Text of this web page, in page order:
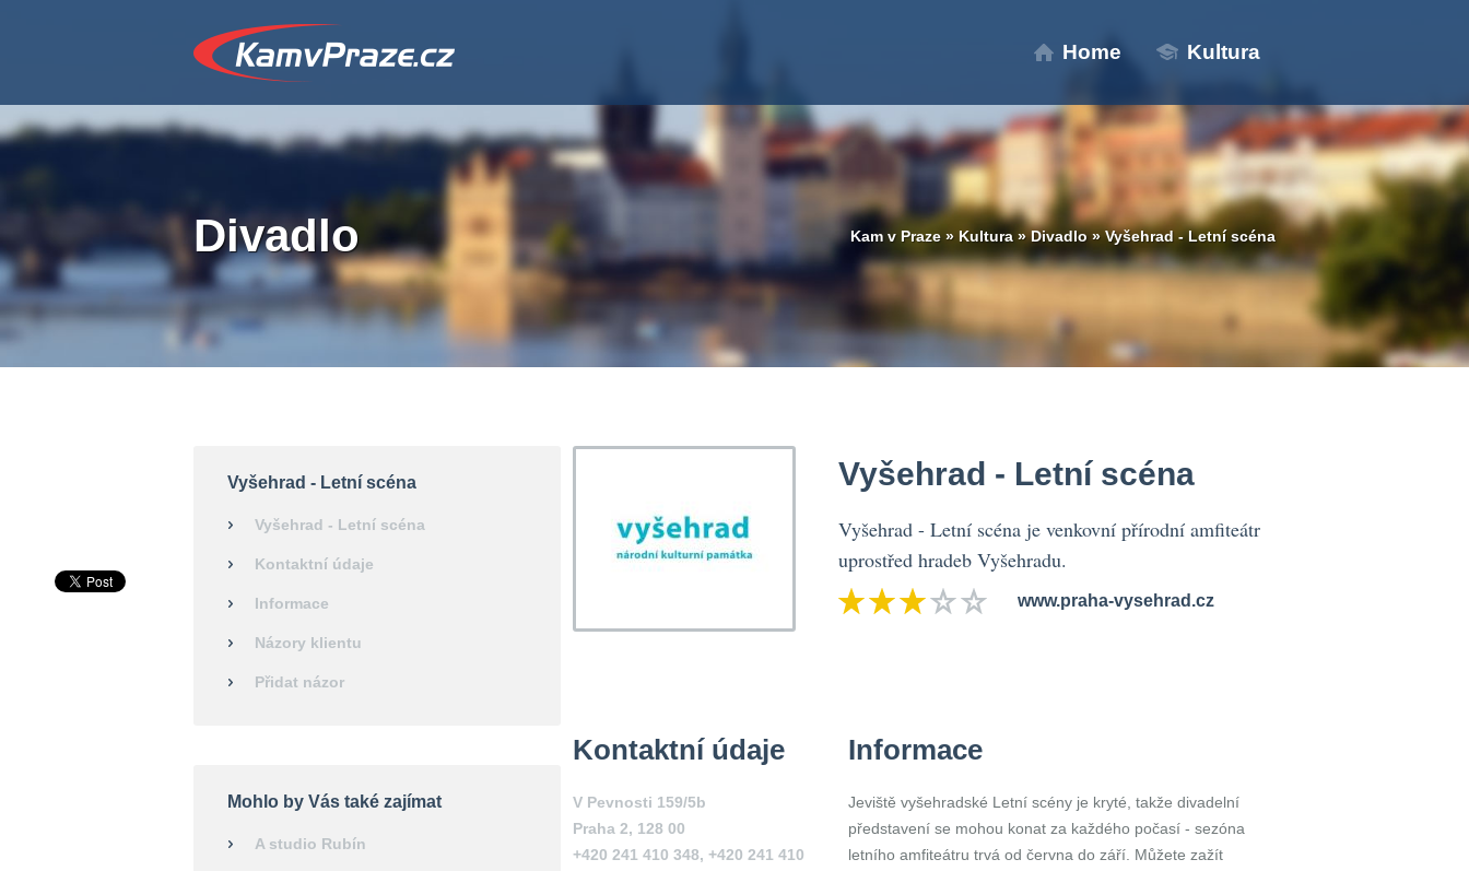
Home Kultura
Divadlo Kam v Praze » Kultura »Divadlo»Vyšehrad - Letní scéna
Vyšehrad - Letní scéna
Vyšehrad - Letní scéna
Kontaktní údaje
Informace
Názory klientu
Přidat názor
Mohlo by Vás také zajímat
A studio Rubín
Vyšehrad - Letní scéna
Vyšehrad - Letní scéna je venkovní přírodní amfiteátr
uprostřed hradeb Vyšehradu.
www.praha-vysehrad.cz
Kontaktní údaje
V Pevnosti 159/5b
Praha 2, 128 00
+420 241 410 348, +420 241 410
Informace
Jeviště vyšehradské Letní scény je kryté, takže divadelní
představení se mohou konat za každého počasí - sezóna
letního amfiteátru trvá od června do září. Můžete zažít